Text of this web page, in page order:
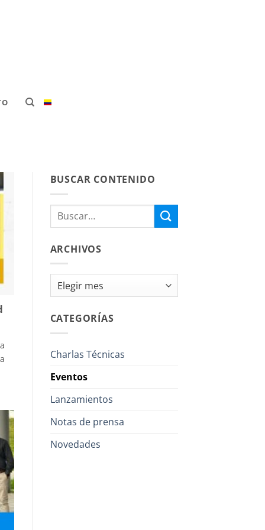
BUSCAR CONTENIDO
ARCHIVOS
Archivos
CATEGORÍAS
Charlas Técnicas
Eventos
Lanzamientos
Notas de prensa
Novedades